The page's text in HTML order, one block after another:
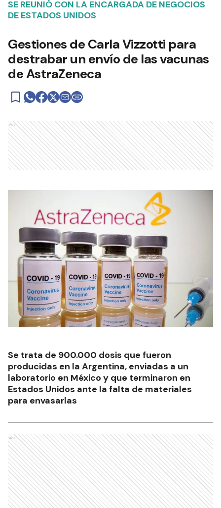
SE REUNIÓ CON LA ENCARGADA DE NEGOCIOS
DE ESTADOS UNIDOS
Gestiones de Carla Vizzotti para
destrabar un envío de las vacunas
de AstraZeneca
Ads
Se trata de 900.000 dosis que fueron
producidas en la Argentina, enviadas a un
laboratorio en México y que terminaron en
Estados Unidos ante la falta de materiales
para envasarlas
Ads